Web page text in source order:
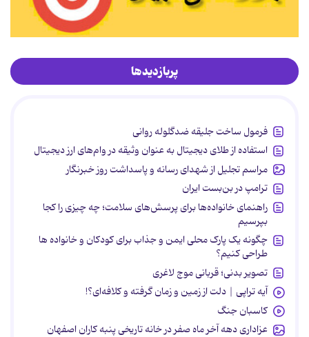
پربازدیدها
فرمول ساخت جلیقه ضدگلوله روانی
استفاده از طلای دیجیتال به عنوان وثیقه در وام‌های ارز دیجیتال
مراسم تجلیل از شهدای رسانه و پاسداشت روز خبرنگار
ترامپ در بن‌بست ایران
راهنمای خانواده‌ها برای پرسش‌های سلامت؛ چه چیزی را کجا
بپرسیم
چگونه یک پارک محلی ایمن و جذاب برای کودکان و خانواده ها
طراحی کنیم؟
تصویر بدنی؛ قربانی موج لاغری
آیه تراپی | دلت از زمین و زمان گرفته و کلافه‌ای؟!
کاسبان جنگ
عزاداری دهه آخر ماه صفر در خانه تاریخی پنبه کاران اصفهان